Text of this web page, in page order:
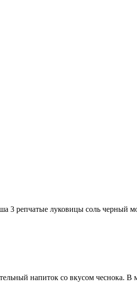
3 репчатые луковицы соль черный
напиток со вкусом чеснока.